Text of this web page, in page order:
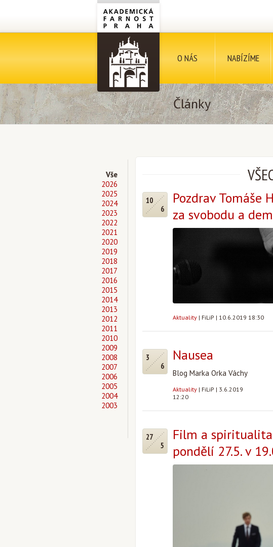
O NÁS NABÍZÍME
Články
Vše
2026
2025
2024
2023
2022
2021
2020
2019
2018
2017
2016
2015
2014
2013
2012
2011
2010
2009
2008
2007
2006
2005
2004
2003
10
6
Pozdrav Tomáše
za svobodu a
Aktuality | FiLiP | 10.6.2019 18:30
3
6
Nausea
Blog Marka Orka Váchy
Aktuality | FiLiP | 3.6.2019
12:20
27
5
Film a spiritualita
pondělí 27.5. v